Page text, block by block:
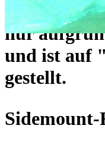
Das alte
nur
und ist auf
gestellt.